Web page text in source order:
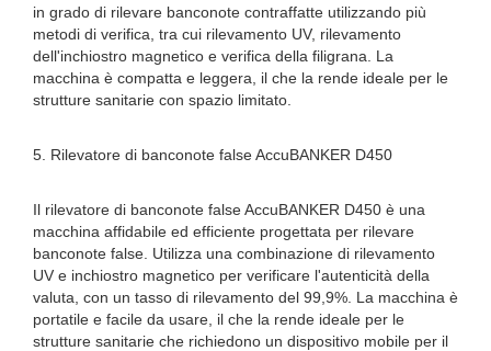
in grado di rilevare banconote contraffatte utilizzando più
metodi di verifica, tra cui rilevamento UV, rilevamento
dell'inchiostro magnetico e verifica della filigrana. La
macchina è compatta e leggera, il che la rende ideale per le
strutture sanitarie con spazio limitato.
5. Rilevatore di banconote false AccuBANKER D450
Il rilevatore di banconote false AccuBANKER D450 è una
macchina affidabile ed efficiente progettata per rilevare
banconote false. Utilizza una combinazione di rilevamento
UV e inchiostro magnetico per verificare l'autenticità della
valuta, con un tasso di rilevamento del 99,9%. La macchina è
portatile e facile da usare, il che la rende ideale per le
strutture sanitarie che richiedono un dispositivo mobile per il